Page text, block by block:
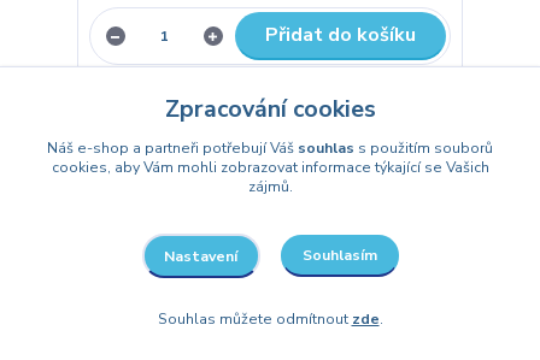
Přidat do košíku
Zpracování cookies
Náš e-shop a partneři potřebují Váš souhlas s použitím souborů
cookies, aby Vám mohli zobrazovat informace týkající se Vašich
zájmů.
Nastavení Souhlasím
Souhlas můžete odmítnout zde.